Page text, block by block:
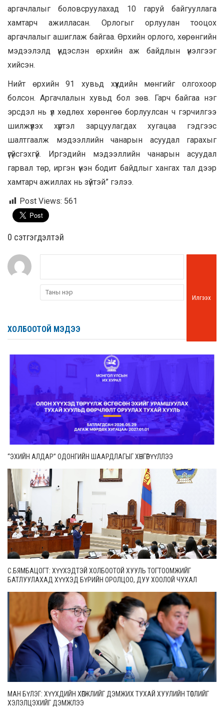
аргачлалыг боловсруулахад 10 гаруй байгууллага
хамтарч ажилласан. Орлогыг орлуулан тооцох
аргачлалыг ашиглаж байгаа. Өрхийн орлого, хөрөнгийн
мэдээлэлд үндэслэн өрхийн аж байдлын үнэлгээг
хийсэн.
Нийт өрхийн 91 хувьд хүүхдийн мөнгийг олгохоор
болсон. Аргачлалын хувьд бол зөв. Гарч байгаа нэг
эрсдэл нь үл хөдлөх хөрөнгөө борлуулсан ч гэрчилгээ
шилжүүлэх хүртэл зарцуулагдах хугацаа гэдгээс
шалтгаалж мэдээллийн чанарын асуудал гарахыг
үгүйсгэхгүй. Иргэдийн мэдээллийн чанарын асуудал
гарвал төр, иргэн үнэн бодит байдлыг хангах тал дээр
хамтарч ажиллах нь зүйтэй” гэлээ.
Post Views: 561
0 cэтгэгдэлтэй
Илгээх
ХОЛБООТОЙ МЭДЭЭ
“ЭХИЙН АЛДАР” ОДОНГИЙН ШААРДЛАГЫГ ХӨНГӨРҮҮЛЛЭЭ
С.БЯМБАЦОГТ: ХҮҮХЭДТЭЙ ХОЛБООТОЙ ХУУЛЬ ТОГТООМЖИЙГ
БАТЛУУЛАХАД ХҮҮХЭД БҮРИЙН ОРОЛЦОО, ДУУ ХООЛОЙ ЧУХАЛ
МАН БҮЛЭГ: ХҮҮХДИЙН ХӨГЖЛИЙГ ДЭМЖИХ ТУХАЙ ХУУЛИЙН ТӨСЛИЙГ
ХЭЛЭЛЦЭХИЙГ ДЭМЖЛЭЭ